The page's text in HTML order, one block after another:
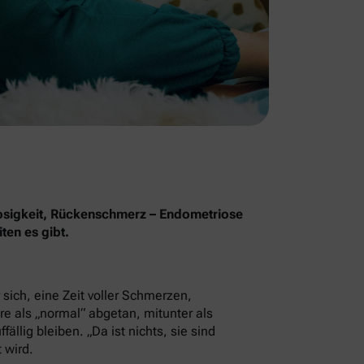
Rückenschmerz – Endometriose
es gibt.
eine Zeit voller Schmerzen,
als „normal“ abgetan, mitunter als
bleiben. „Da ist nichts, sie sind
wird.